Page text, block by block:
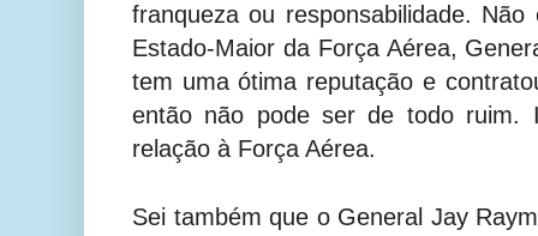
franqueza ou responsabilidade.
Estado-Maior da Força Aérea,
tem uma ótima reputação e
então não pode ser de todo ruim.
relação à Força Aérea.
Sei também que o General Jay